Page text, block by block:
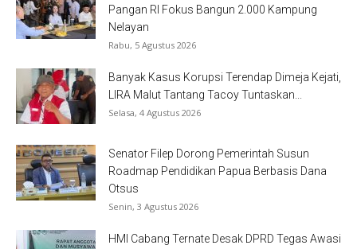
Pangan RI Fokus Bangun 2.000 Kampung
Nelayan
Rabu, 5 Agustus 2026
Banyak Kasus Korupsi Terendap Dimeja Kejati,
LIRA Malut Tantang Tacoy Tuntaskan...
Selasa, 4 Agustus 2026
Senator Filep Dorong Pemerintah Susun
Roadmap Pendidikan Papua Berbasis Dana
Otsus
Senin, 3 Agustus 2026
HMI Cabang Ternate Desak DPRD Tegas Awasi